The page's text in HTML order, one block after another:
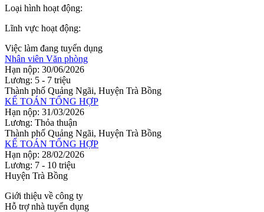
Loại hình hoạt động:
Lĩnh vực hoạt động:
Việc làm đang tuyển dụng
Nhân viên Văn phòng
Hạn nộp: 30/06/2026
Lương: 5 - 7 triệu
Thành phố Quảng Ngãi, Huyện Trà Bồng
KẾ TOÁN TỔNG HỢP
Hạn nộp: 31/03/2026
Lương: Thỏa thuận
Thành phố Quảng Ngãi, Huyện Trà Bồng
KẾ TOÁN TỔNG HỢP
Hạn nộp: 28/02/2026
Lương: 7 - 10 triệu
Huyện Trà Bồng
Giới thiệu về công ty
Hỗ trợ nhà tuyển dụng